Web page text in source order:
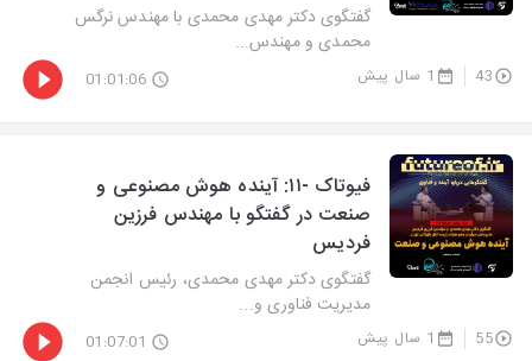
گفتگوی دکتر مهدی محمدی با مهندس نرگس
محمدی و مهندس...
43 1 سال پیش 01:01:06
فیوتاک -۱۱: آینده هوش مصنوعی و
صنعت در گفتگو با مهندس فرزین
فردیس
گفتگوی دکتر مهدی محمدی، رئیس انجمن
مدیریت فناوری و...
55 1 سال پیش 01:07:01